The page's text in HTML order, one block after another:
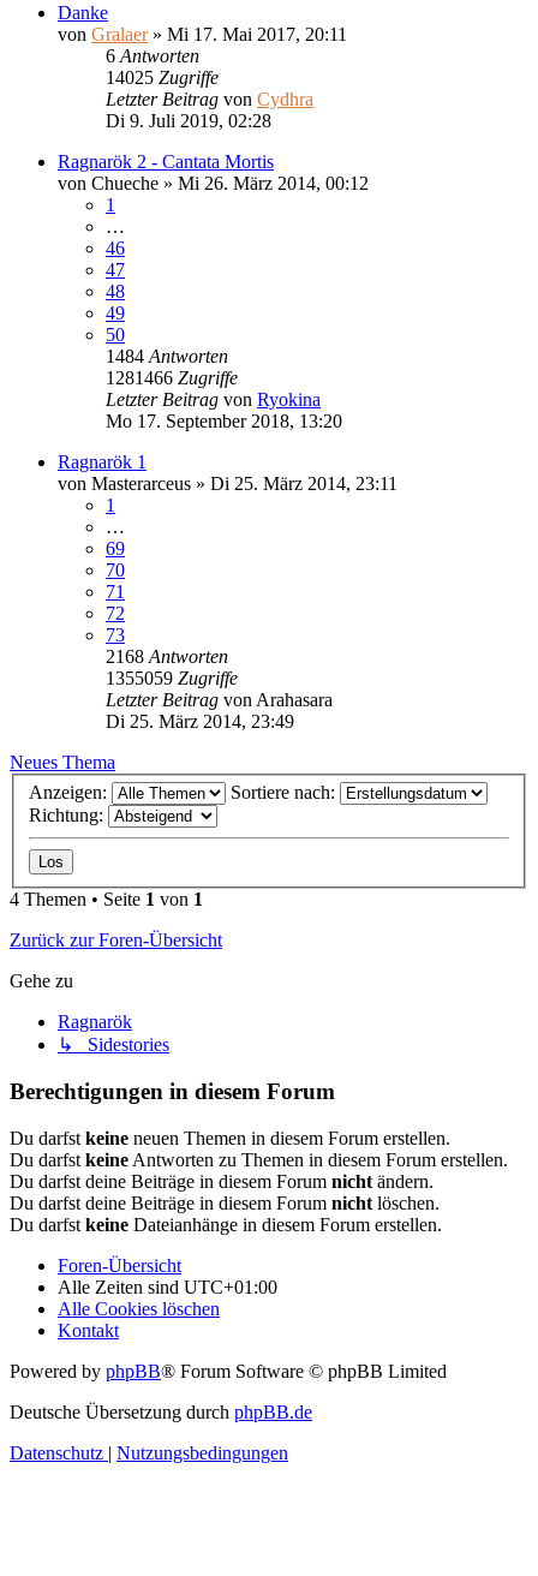
Danke
von Gralaer» Mi 17. Mai 2017, 20:11
6 Antworten
14025 Zugriffe
Letzter Beitrag von Cydhra
Di 9. Juli 2019, 02:28
Ragnarök 2 - Cantata Mortis
von Chueche » Mi 26. März 2014, 00:12
1
…
46
47
48
49
50
1484 Antworten
1281466 Zugriffe
Letzter Beitrag von Ryokina
Mo 17. September 2018, 13:20
Ragnarök 1
von Masterarceus » Di 25. März 2014, 23:11
1
…
69
70
71
72
73
2168 Antworten
1355059 Zugriffe
Letzter Beitrag von Arahasara
Di 25. März 2014, 23:49
Neues Thema
Anzeigen:
Sortiere nach:
Richtung:
4 Themen • Seite 1 von 1
Zurück zur Foren-Übersicht
Gehe zu
Ragnarök
↳ Sidestories
Berechtigungen in diesem Forum
Du darfst keine neuen Themen in diesem Forum erstellen.
Du darfst keine Antworten zu Themen in diesem Forum erstellen.
Du darfst deine Beiträge in diesem Forum nicht ändern.
Du darfst deine Beiträge in diesem Forum nicht löschen.
Du darfst keine Dateianhänge in diesem Forum erstellen.
Foren-Übersicht
Alle Zeiten sind UTC+01:00
Alle Cookies löschen
Kontakt
Powered by phpBB® Forum Software © phpBB Limited
Deutsche Übersetzung durch phpBB.de
Datenschutz | Nutzungsbedingungen